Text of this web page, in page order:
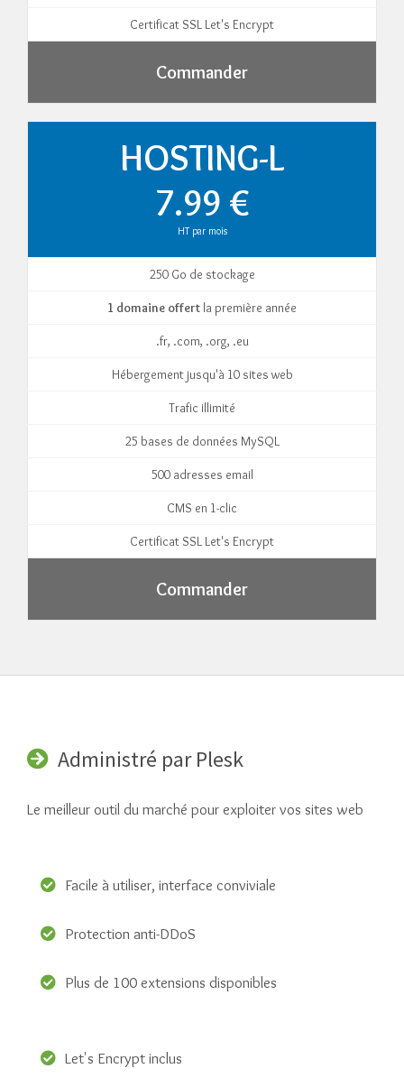
Certificat SSL Let's Encrypt
Commander
HOSTING-L
7.99 €
HT par mois
250 Go de stockage
1 domaine offert la première année
.fr, .com, .org, .eu
Hébergement jusqu'à 10 sites web
Trafic illimité
25 bases de données MySQL
500 adresses email
CMS en 1-clic
Certificat SSL Let's Encrypt
Commander
Administré par Plesk
Le meilleur outil du marché pour exploiter vos sites web
Facile à utiliser, interface conviviale
Protection anti-DDoS
Plus de 100 extensions disponibles
Let's Encrypt inclus